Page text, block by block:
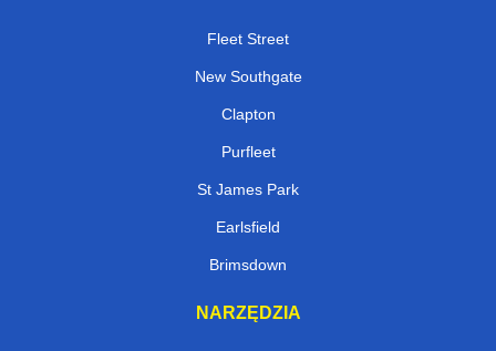
Fleet Street
New Southgate
Clapton
Purfleet
St James Park
Earlsfield
Brimsdown
NARZĘDZIA